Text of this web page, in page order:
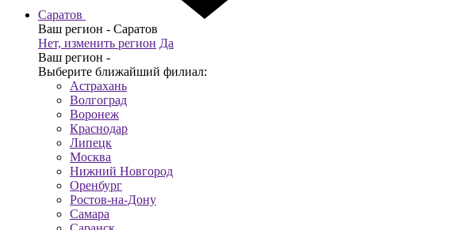
Саратов
Ваш регион - Саратов
Нет, изменить регион Да
Ваш регион -
Выберите ближайший филиал:
Астрахань
Волгоград
Воронеж
Краснодар
Липецк
Москва
Нижний Новгород
Оренбург
Ростов-на-Дону
Самара